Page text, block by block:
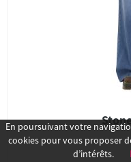
En poursuivant votre
cookies pour vous proposer
d’intérêts.